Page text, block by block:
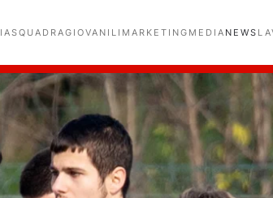
SQUADRAGIOVANILI MARKETING MEDIA NEWS